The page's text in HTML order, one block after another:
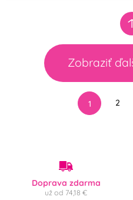
Zobraziť
1 2
Doprava zdarma
už od 74,18 €